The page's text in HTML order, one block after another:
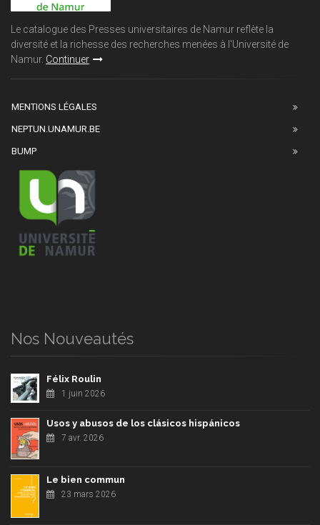
Le catalogue des Presses universitaires de Namur reflète la
diversité et la richesse des recherches menées à l'Université de
Namur. Continuer
MENTIONS LÉGALES
NEPTUN.UNAMUR.BE
BUMP
Nos Nouveautés
Félix Roulin
1 juin 2026
Usos y abusos de los clásicos hispánicos
7 avr. 2026
Le bien commun
23 mars 2026